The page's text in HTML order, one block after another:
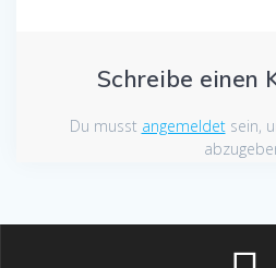
Schreibe einen
Du musst angemeldetsein,